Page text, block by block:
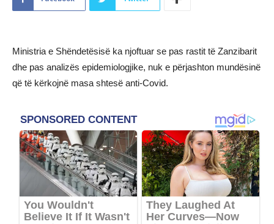
Ministria e Shëndetësisë ka njoftuar se pas rastit të Zanzibarit
dhe pas analizës epidemiologjike, nuk e përjashton mundësinë
që të kërkojnë masa shtesë anti-Covid.